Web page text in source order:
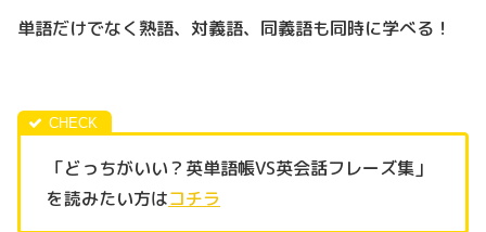
単語だけでなく熟語、対義語、同義語も同時に学べる！
「どっちがいい？英単語帳VS英会話フレーズ集」
を読みたい方はコチラ